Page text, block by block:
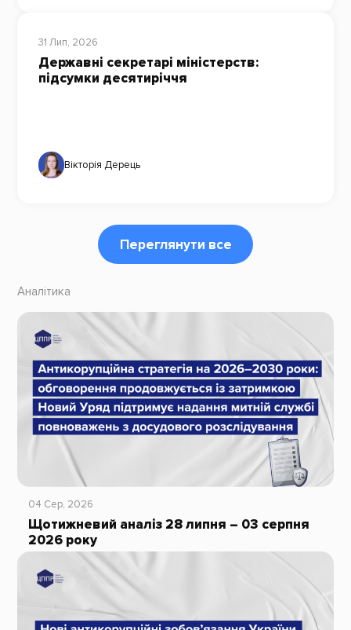
31 Лип, 2026
Державні секретарі міністерств:
підсумки десятиріччя
Вікторія Дерець
Переглянути все
Аналітика
04 Сер, 2026
Щотижневий аналіз 28 липня – 03 серпня
2026 року